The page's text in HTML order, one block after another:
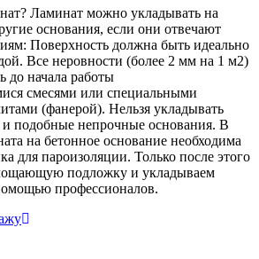
Ламинат можно укладывать на
основания, если они отвечают
Поверхность должна быть идеально
Все неровности (более 2 мм на 1 м2)
до начала работы
смесями или специальными
(фанерой). Нельзя укладывать
подобные непрочные основания. В
на бетонное основание необходима
для пароизоляции. Только после этого
подложку и укладываем
профессионалов.